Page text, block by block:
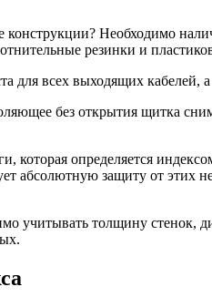
Необходимо
резинки и
для всех выходящих
без открытия щитка
которая определяется
абсолютную защиту от
учитывать толщину стенок,